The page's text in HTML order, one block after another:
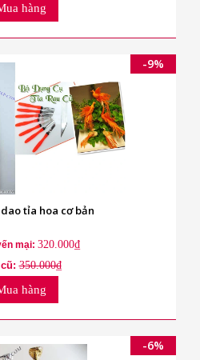
hàng
-9%
dao tỉa hoa cơ bản
mại: 320.000₫
cũ:350.000₫
hàng
-6%